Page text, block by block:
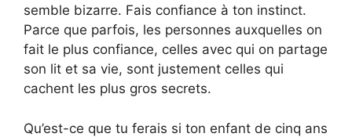
semble bizarre. Fais confiance à ton instinct.
Parce que parfois, les personnes auxquelles on
fait le plus confiance, celles avec qui on partage
son lit et sa vie, sont justement celles qui
cachent les plus gros secrets.
Qu’est-ce que tu ferais si ton enfant de cinq ans